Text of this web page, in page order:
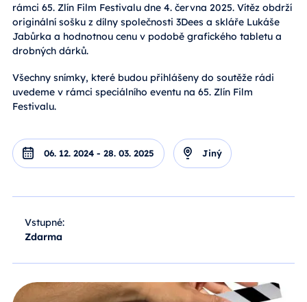
rámci 65. Zlín Film Festivalu dne 4. června 2025. Vítěz obdrží
originální sošku z dílny společnosti 3Dees a skláře Lukáše
Jabůrka a hodnotnou cenu v podobě grafického tabletu a
drobných dárků.
Všechny snímky, které budou přihlášeny do soutěže rádi
uvedeme v rámci speciálního eventu na 65. Zlín Film
Festivalu.
06. 12. 2024 - 28. 03. 2025 Jiný
Vstupné:
Zdarma